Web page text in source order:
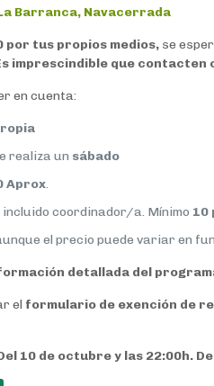
Barranca, Navacerrada
por tus propios medios, se
imprescindible que contacten
en cuenta:
realiza un sábado
Aprox.
incluido coordinador/a. Mínimo 10
el precio puede variar en
detallada del
el formulario de exención de
10 de octubre y las 22:00h.